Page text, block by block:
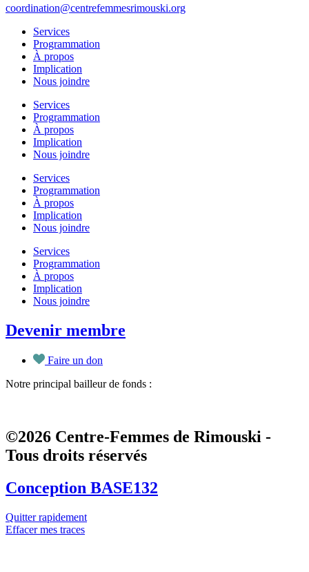
coordination@centrefemmesrimouski.org
Services
Programmation
À propos
Implication
Nous joindre
Services
Programmation
À propos
Implication
Nous joindre
Services
Programmation
À propos
Implication
Nous joindre
Services
Programmation
À propos
Implication
Nous joindre
Devenir membre
Faire un don
Notre principal bailleur de fonds :
©2026 Centre-Femmes de Rimouski -
Tous droits réservés
Conception BASE132
Quitter rapidement
Effacer mes traces